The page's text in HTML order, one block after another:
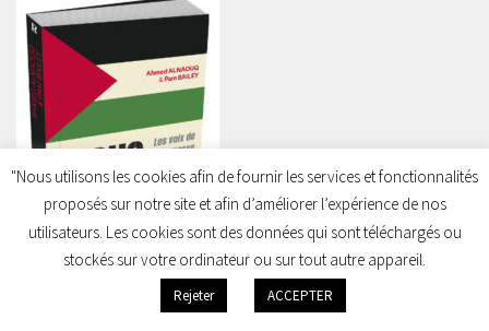
"Nous utilisons les cookies afin de fournir les services et fonctionnalités
proposés sur notre site et afin d’améliorer l’expérience de nos
utilisateurs. Les cookies sont des données qui sont téléchargés ou
stockés sur votre ordinateur ou sur tout autre appareil.
Rejeter ACCEPTER